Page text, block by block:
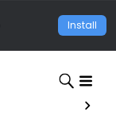
Install